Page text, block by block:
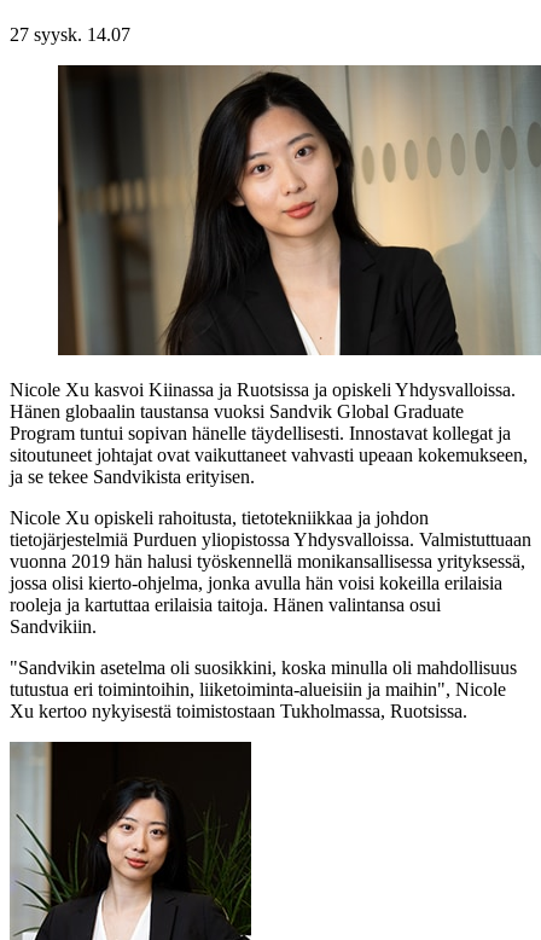
27 syysk. 14.07
Nicole Xu kasvoi Kiinassa ja Ruotsissa ja opiskeli Yhdysvalloissa.
Hänen globaalin taustansa vuoksi Sandvik Global Graduate
Program tuntui sopivan hänelle täydellisesti. Innostavat kollegat ja
sitoutuneet johtajat ovat vaikuttaneet vahvasti upeaan kokemukseen,
ja se tekee Sandvikista erityisen.
Nicole Xu opiskeli rahoitusta, tietotekniikkaa ja johdon
tietojärjestelmiä Purduen yliopistossa Yhdysvalloissa. Valmistuttuaan
vuonna 2019 hän halusi työskennellä monikansallisessa yrityksessä,
jossa olisi kierto-ohjelma, jonka avulla hän voisi kokeilla erilaisia
rooleja ja kartuttaa erilaisia taitoja. Hänen valintansa osui
Sandvikiin.
"Sandvikin asetelma oli suosikkini, koska minulla oli mahdollisuus
tutustua eri toimintoihin, liiketoiminta-alueisiin ja maihin", Nicole
Xu kertoo nykyisestä toimistostaan Tukholmassa, Ruotsissa.